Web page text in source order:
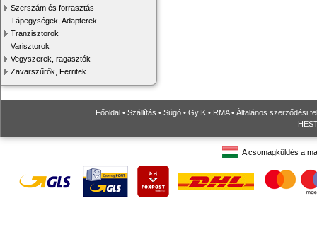
Szerszám és forrasztás
Tápegységek, Adapterek
Tranzisztorok
Varisztorok
Vegyszerek, ragasztók
Zavarszűrők, Ferritek
Főoldal • Szállítás • Súgó • GyIK • RMA• Általános szerződési
A csomagküldés a